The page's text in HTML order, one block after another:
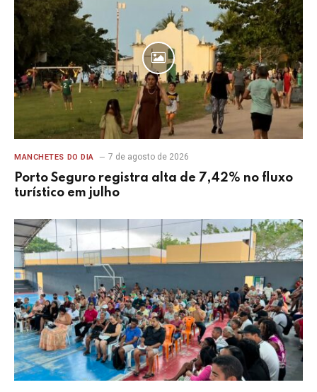
MANCHETES DO DIA 7 de agosto de 2026
Porto Seguro registra alta de 7,42% no fluxo
turístico em julho